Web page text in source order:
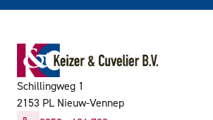
Schillingweg 1
2153 PL Nieuw-Vennep